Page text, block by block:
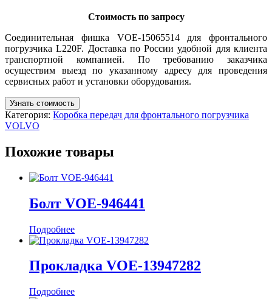
Стоимость по запросу
Соединительная фишка VOE-15065514 для фронтального
погрузчика L220F. Доставка по России удобной для клиента
транспортной компанией. По требованию заказчика
осуществим выезд по указанному адресу для проведения
сервисных работ и установки оборудования.
Узнать стоимость
Категория: Коробка передач для фронтального погрузчика
VOLVO
Похожие товары
Болт VOE-946441
Подробнее
Прокладка VOE-13947282
Подробнее